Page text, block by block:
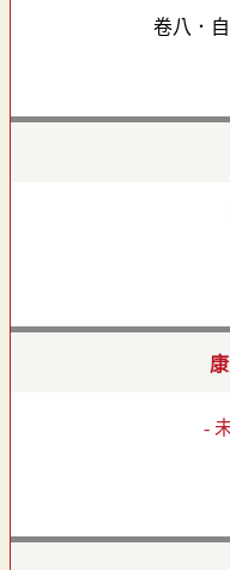
卷八．
-